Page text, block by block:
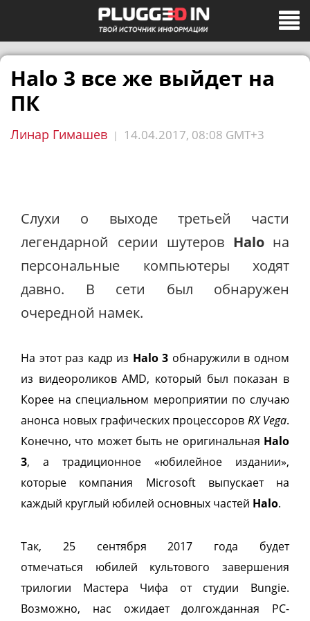
Halo 3 все же выйдет на
ПК
Линар Гимашев | 14.04.2017, 08:08 GMT+3
Слухи о выходе третьей части
легендарной серии шутеров Halo на
персональные компьютеры ходят
давно. В сети был обнаружен
очередной намек.
На этот раз кадр из Halo 3 обнаружили в одном
из видеороликов AMD, который был показан в
Корее на специальном мероприятии по случаю
анонса новых графических процессоровRX Vega.
Конечно, что может быть не оригинальная Halo
3, а традиционное «юбилейное издании»,
которые компания Microsoft выпускает на
каждый круглый юбилей основных частей Halo.
Так, 25 сентября 2017 года будет
отмечаться юбилей культового завершения
трилогии Мастера Чифа от студии Bungie.
Возможно, нас ожидает долгожданная РС-